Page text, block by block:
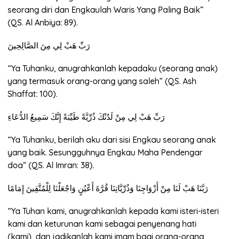
seorang diri dan Engkaulah Waris Yang Paling Baik”
(QS. Al Anbiya: 89).
رَبِّ هَبْ لِي مِنَ الصَّالِحِينَ
“Ya Tuhanku, anugrahkanlah kepadaku (seorang anak)
yang termasuk orang-orang yang saleh” (QS. Ash
Shaffat: 100).
رَبِّ هَبْ لِي مِنْ لَدُنْكَ ذُرِّيَّةً طَيِّبَةً إِنَّكَ سَمِيعُ الدُّعَاءِ
“Ya Tuhanku, berilah aku dari sisi Engkau seorang anak
yang baik. Sesungguhnya Engkau Maha Pendengar
doa” (QS. Al Imran: 38).
رَبَّنَا هَبْ لَنَا مِنْ أَزْوَاجِنَا وَذُرِّيَّاتِنَا قُرَّةَ أَعْيُنٍ وَاجْعَلْنَا لِلْمُتَّقِينَ إِمَامًا
“Ya Tuhan kami, anugrahkanlah kepada kami isteri-isteri
kami dan keturunan kami sebagai penyenang hati
(kami), dan jadikanlah kami imam bagi orang-orang